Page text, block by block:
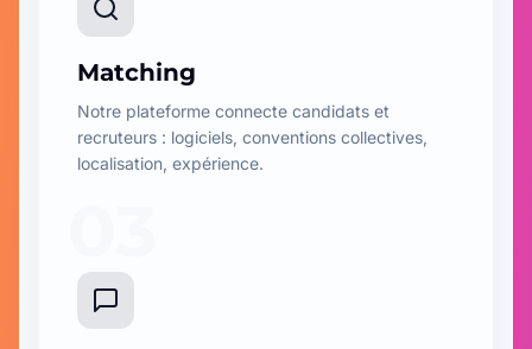
Matching
Notre plateforme connecte candidats et
recruteurs : logiciels, conventions collectives,
localisation, expérience.